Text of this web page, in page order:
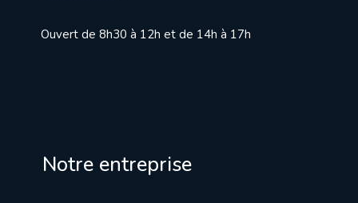
Ouvert de 8h30 à 12h et de 14h à 17h
Notre entreprise